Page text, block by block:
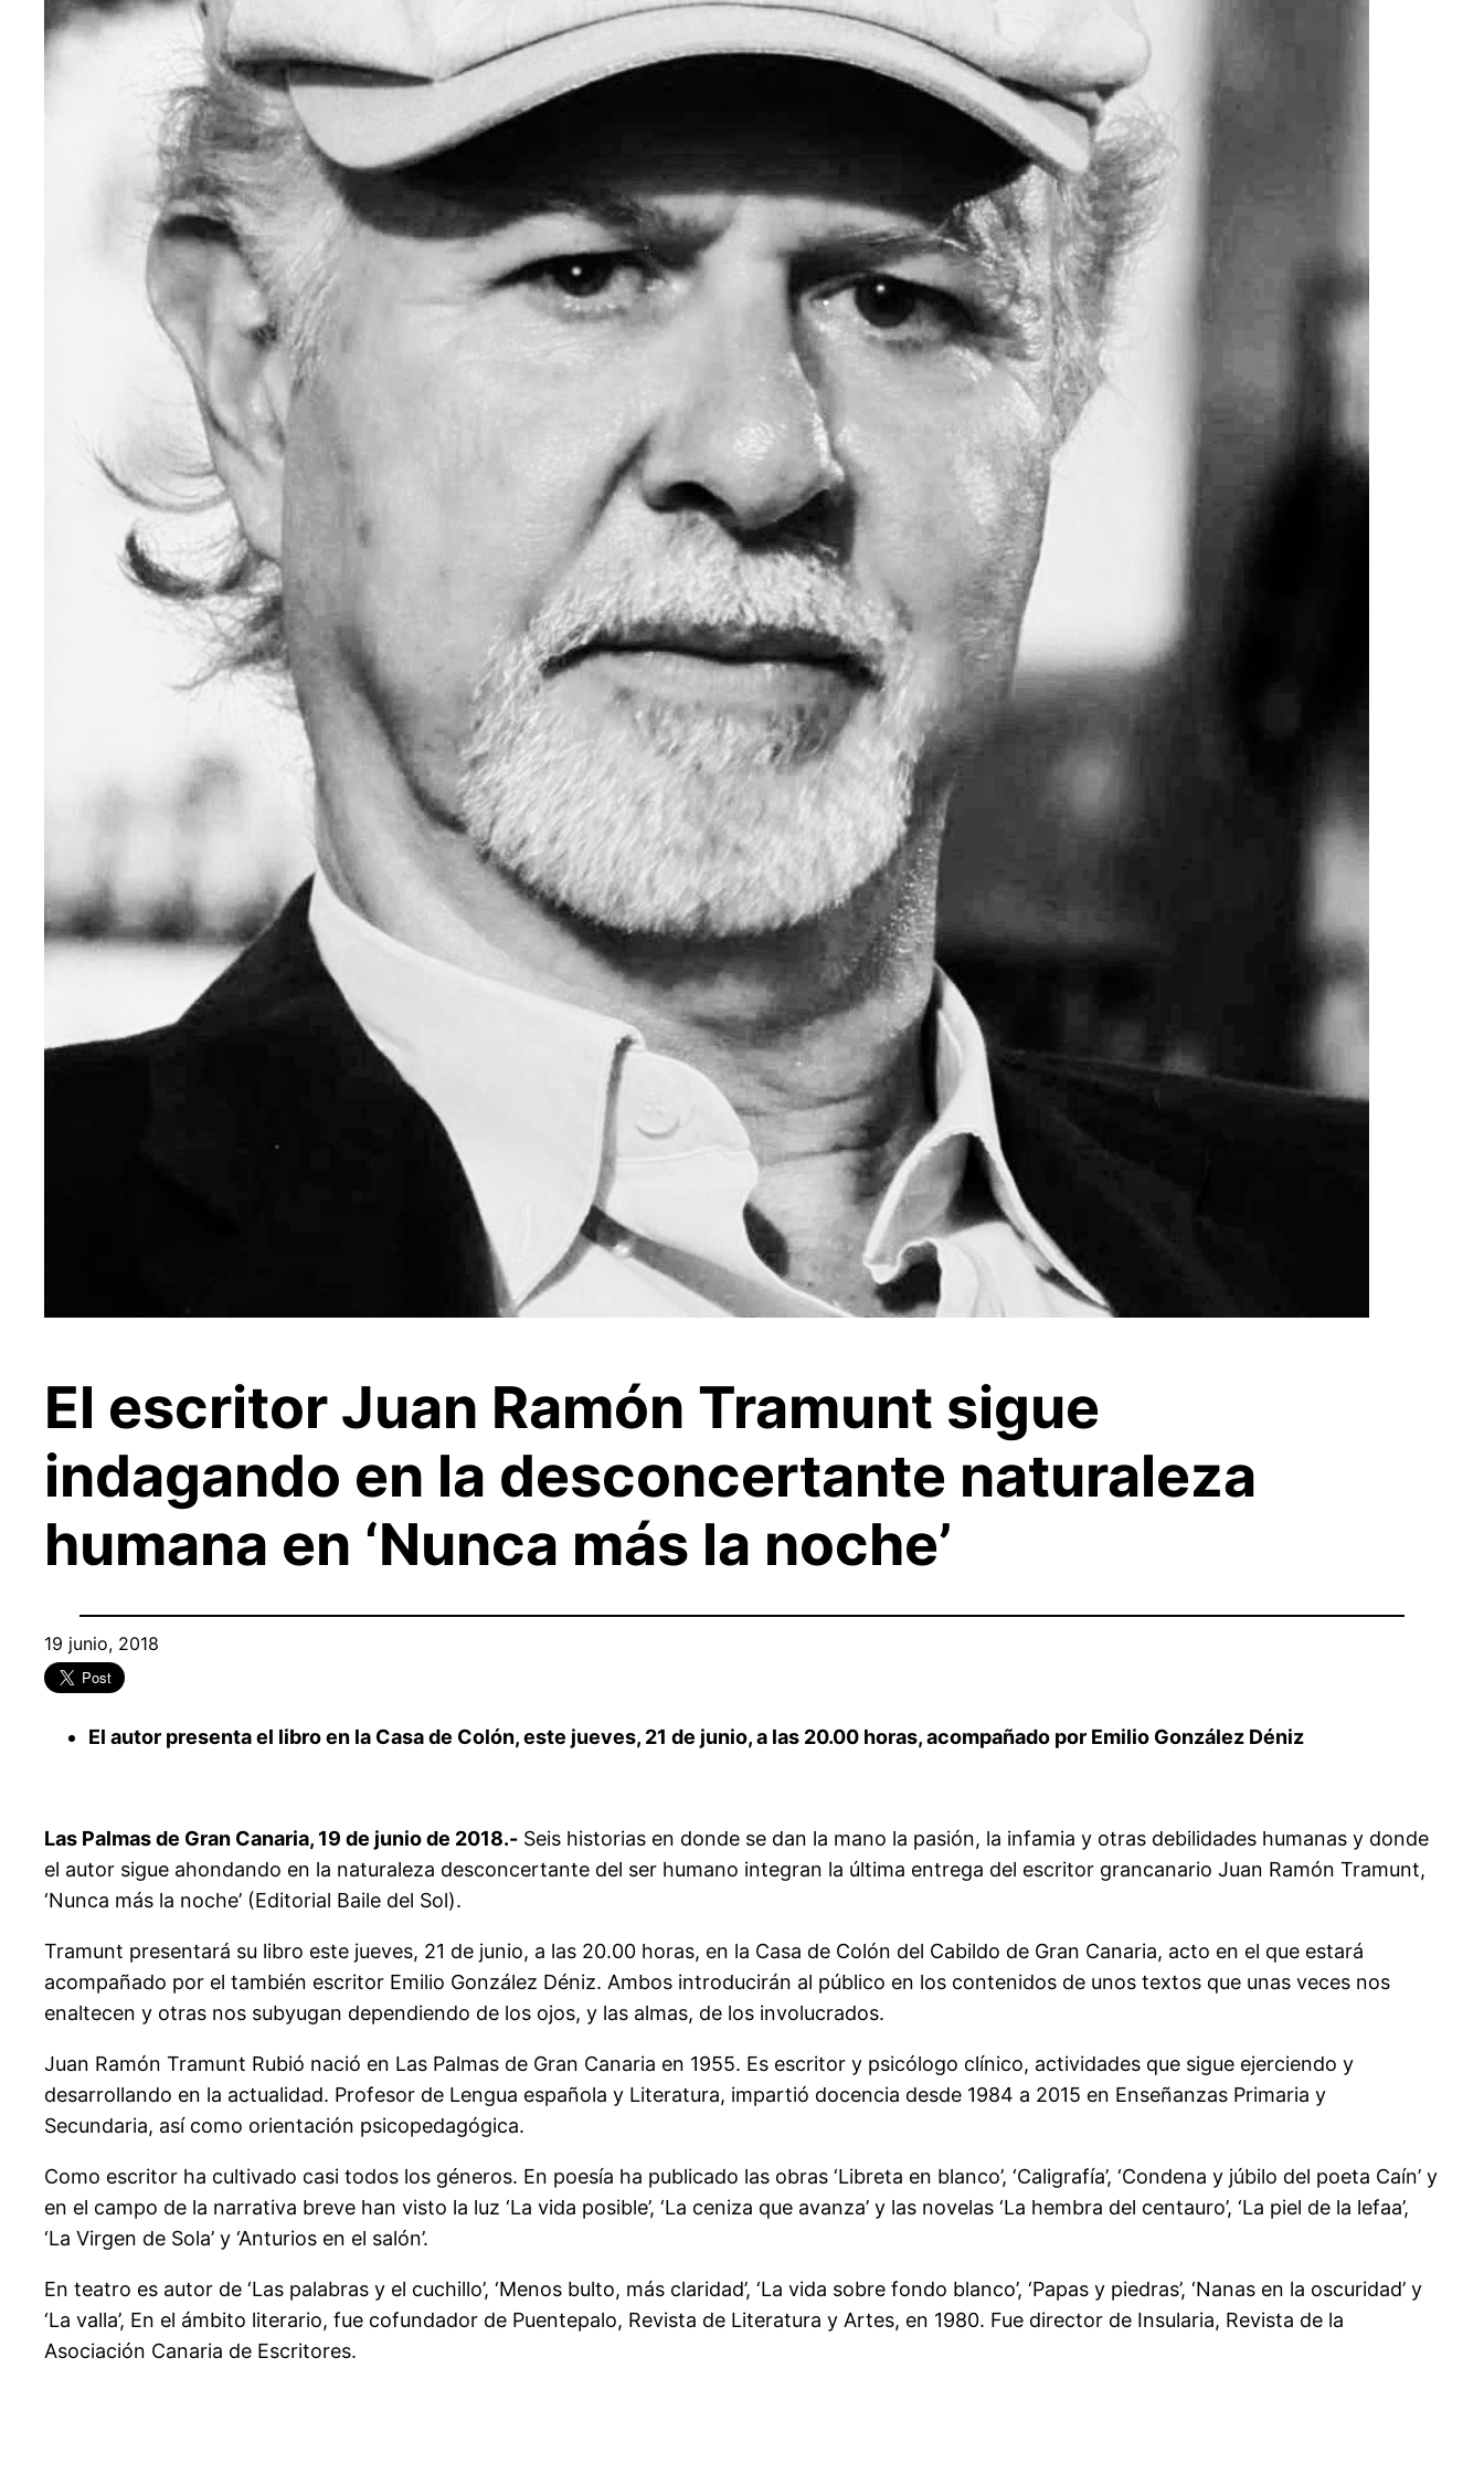
El escritor Juan Ramón Tramunt sigue
indagando en la desconcertante naturaleza
humana en ‘Nunca más la noche’
19 junio, 2018
El autor presenta el libro en la Casa de Colón, este jueves, 21 de junio, a las 20.00 horas, acompañado por Emilio González Déniz
Las Palmas de Gran Canaria, 19 de junio de 2018.- Seis historias en donde se dan la mano la pasión, la infamia y otras debilidades humanas y donde
el autor sigue ahondando en la naturaleza desconcertante del ser humano integran la última entrega del escritor grancanario Juan Ramón Tramunt,
‘Nunca más la noche’ (Editorial Baile del Sol).
Tramunt presentará su libro este jueves, 21 de junio, a las 20.00 horas, en la Casa de Colón del Cabildo de Gran Canaria, acto en el que estará
acompañado por el también escritor Emilio González Déniz. Ambos introducirán al público en los contenidos de unos textos que unas veces nos
enaltecen y otras nos subyugan dependiendo de los ojos, y las almas, de los involucrados.
Juan Ramón Tramunt Rubió nació en Las Palmas de Gran Canaria en 1955. Es escritor y psicólogo clínico, actividades que sigue ejerciendo y
desarrollando en la actualidad. Profesor de Lengua española y Literatura, impartió docencia desde 1984 a 2015 en Enseñanzas Primaria y
Secundaria, así como orientación psicopedagógica.
Como escritor ha cultivado casi todos los géneros. En poesía ha publicado las obras ‘Libreta en blanco’, ‘Caligrafía’, ‘Condena y júbilo del poeta Caín’ y
en el campo de la narrativa breve han visto la luz ‘La vida posible’, ‘La ceniza que avanza’ y las novelas ‘La hembra del centauro’, ‘La piel de la lefaa’,
‘La Virgen de Sola’ y ‘Anturios en el salón’.
En teatro es autor de ‘Las palabras y el cuchillo’, ‘Menos bulto, más claridad’, ‘La vida sobre fondo blanco’, ‘Papas y piedras’, ‘Nanas en la oscuridad’ y
‘La valla’, En el ámbito literario, fue cofundador de Puentepalo, Revista de Literatura y Artes, en 1980. Fue director de Insularia, Revista de la
Asociación Canaria de Escritores.